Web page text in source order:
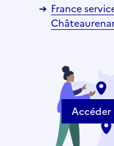
France
Accéder